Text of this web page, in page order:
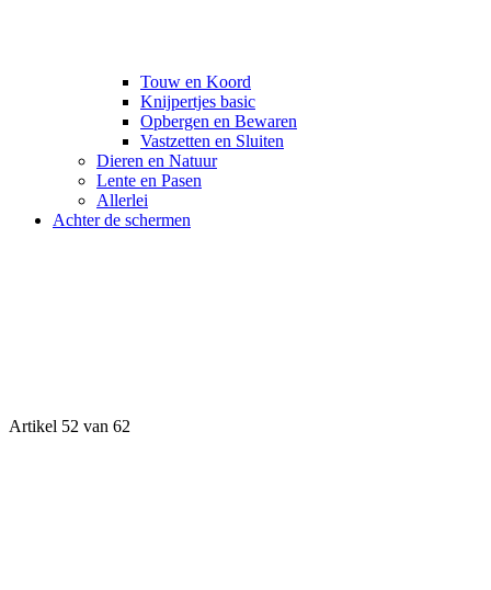
Touw en Koord
Knijpertjes basic
Opbergen en Bewaren
Vastzetten en Sluiten
Dieren en Natuur
Lente en Pasen
Allerlei
Achter de schermen
Artikel 52 van 62